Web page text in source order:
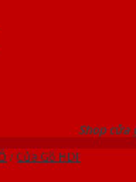
Shop cửa
/Cửa Gỗ HDF